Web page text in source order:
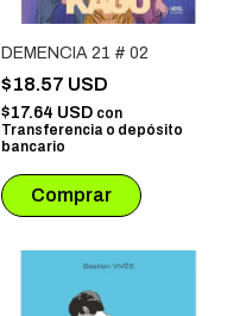
DEMENCIA 21 # 02
$18.57 USD
$17.64 USD con
Transferencia o depósito
bancario